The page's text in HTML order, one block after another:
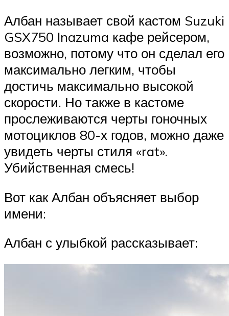
Албан называет свой кастом Suzuki
GSX750 Inazuma кафе рейсером,
возможно, потому что он сделал его
максимально легким, чтобы
достичь максимально высокой
скорости. Но также в кастоме
прослеживаются черты гоночных
мотоциклов 80-х годов, можно даже
увидеть черты стиля «rat».
Убийственная смесь!
Вот как Албан объясняет выбор
имени:
Албан с улыбкой рассказывает: